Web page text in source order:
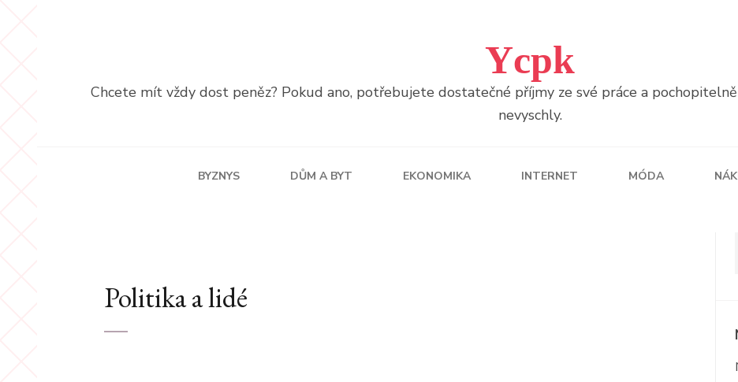
Ycpk
Chcete mít vždy dost peněz? Pokud ano, potřebujete dostatečné příjmy ze své práce a
nevyschly.
BYZNYS DŮM A BYT EKONOMIKA INTERNET MÓDA
Politika a lidé